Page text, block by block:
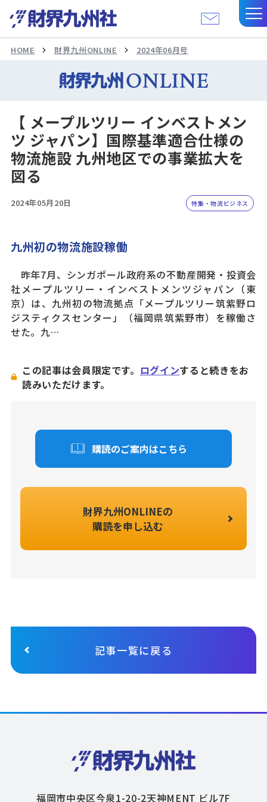
HOME 財界九州ONLINE 2024年06月号
【 メープルツリー インベストメン
ツ ジャパン】国際基準適合仕様の
物流施設 九州地区での事業拡大を
図る
2024年05月20日 特集・物流ビジネス
九州初の物流施設稼働
昨年7月、シンガポール政府系の不動産開発・投資会
社メープルツリー・インベストメンツジャパン（東
京）は、九州初の物流拠点「メープルツリー筑紫野ロ
ジスティクスセンター」（福岡県筑紫野市）を稼働さ
せた。九…
この記事は会員限定です。 ログインすると続きをお
読みいただけます。
購読のご案内はこちら
財界九州ONLINEの
購読を申し込む
記事一覧に戻る
福岡市中央区今泉1-20-2天神MENT ビル7F